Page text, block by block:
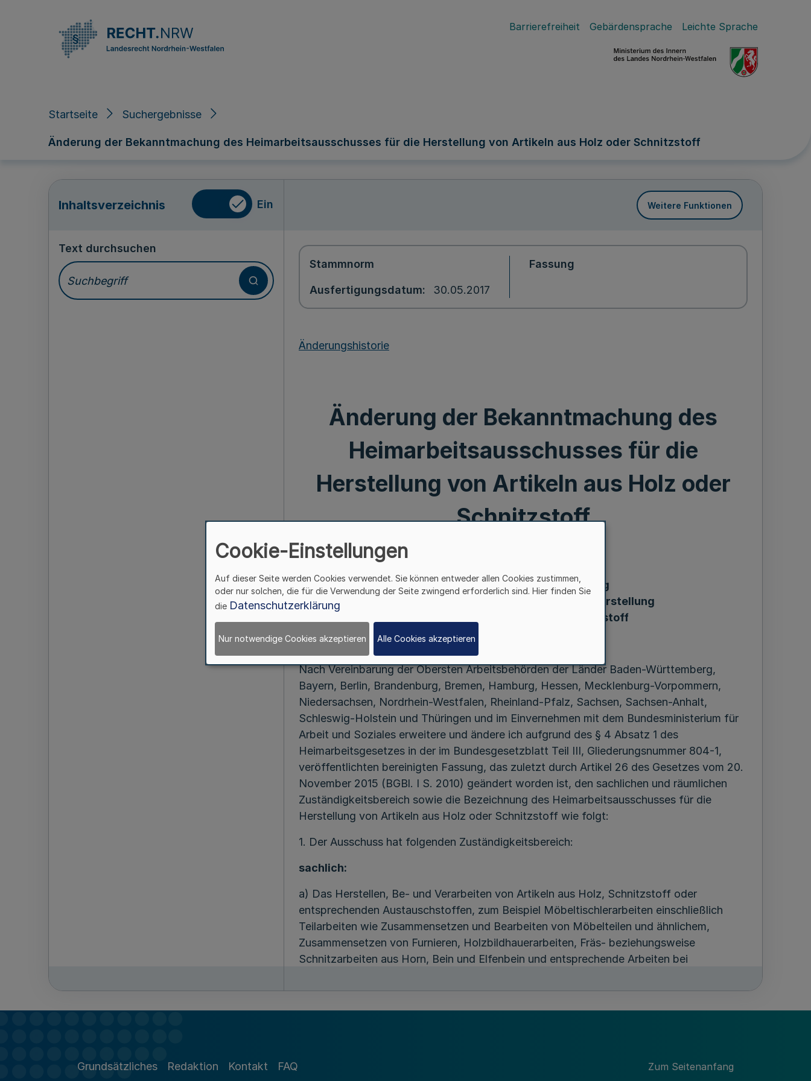
Barrierefreiheit Gebärdensprache Leichte Sprache
Startseite Suchergebnisse
Änderung der Bekanntmachung des Heimarbeitsausschusses für die Herstellung von Artikeln aus Holz oder Schnitzstoff
Inhaltsverzeichnis Ein Weitere Funktionen
Text durchsuchen
Stammnorm
Ausfertigungsdatum 30.05.2017
Fassung
Änderungshistorie
Änderung der Bekanntmachung des
Heimarbeitsausschusses für die
Herstellung von Artikeln aus Holz oder
Schnitzstoff
Änderung der Bekanntmachung
des Heimarbeitsausschusses für die Herstellung
von Artikeln aus Holz oder Schnitzstoff
Nach Vereinbarung der Obersten Arbeitsbehörden der Länder Baden-Württemberg,
Bayern, Berlin, Brandenburg, Bremen, Hamburg, Hessen, Mecklenburg-Vorpommern,
Niedersachsen, Nordrhein-Westfalen, Rheinland-Pfalz, Sachsen, Sachsen-Anhalt,
Schleswig-Holstein und Thüringen und im Einvernehmen mit dem Bundesministerium für
Arbeit und Soziales erweitere und ändere ich aufgrund des § 4 Absatz 1 des
Heimarbeitsgesetzes in der im Bundesgesetzblatt Teil III, Gliederungsnummer 804-1,
veröffentlichten bereinigten Fassung, das zuletzt durch Artikel 26 des Gesetzes vom 20.
November 2015 (BGBl. I S. 2010) geändert worden ist, den sachlichen und räumlichen
Zuständigkeitsbereich sowie die Bezeichnung des Heimarbeitsausschusses für die
Herstellung von Artikeln aus Holz oder Schnitzstoff wie folgt:
1. Der Ausschuss hat folgenden Zuständigkeitsbereich:
sachlich:
a) Das Herstellen, Be- und Verarbeiten von Artikeln aus Holz, Schnitzstoff oder
entsprechenden Austauschstoffen, zum Beispiel Möbeltischlerarbeiten einschließlich
Teilarbeiten wie Zusammensetzen und Bearbeiten von Möbelteilen und ähnlichem,
Zusammensetzen von Furnieren, Holzbildhauerarbeiten, Fräs- beziehungsweise
Schnitzarbeiten aus Horn, Bein und Elfenbein und entsprechende Arbeiten bei
Haus- und Küchengeräten aus Holz, Kisten aller Art, Spanschachteln, sonstigen
Holzwaren (zum Beispiel Rauchergeräte einschließlich Raucherutensilien, Reiseandenken,
Grundsätzliches Redaktion Kontakt FAQ Zum Seitenanfang
Cookie-Einstellungen
Auf dieser Seite werden Cookies verwendet. Sie können entweder allen Cookies zustimmen,
oder nur solchen, die für die Verwendung der Seite zwingend erforderlich sind. Hier finden Sie
die Datenschutzerklärung
Nur notwendige Cookies akzeptieren Alle Cookies akzeptieren